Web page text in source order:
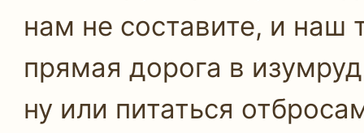
нам не составите, и
прямая дорога в
ну или питаться